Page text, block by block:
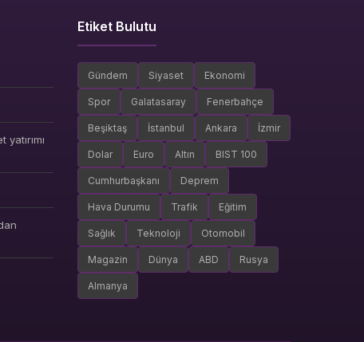
Etiket Bulutu
Gündem Siyaset Ekonomi
Spor Galatasaray Fenerbahçe
Beşiktaş İstanbul Ankara İzmir
Dolar Euro Altın BIST 100
Cumhurbaşkanı Deprem
Hava Durumu Trafik Eğitim
Sağlık Teknoloji Otomobil
Magazin Dünya ABD Rusya
Almanya